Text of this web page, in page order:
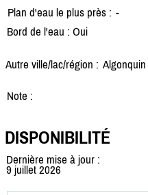
Plan d'eau le plus près : -
Bord de l'eau : Oui
Autre ville/lac/région :
Note :
DISPONIBILITÉ
Dernière mise à jour :
9 juillet 2026